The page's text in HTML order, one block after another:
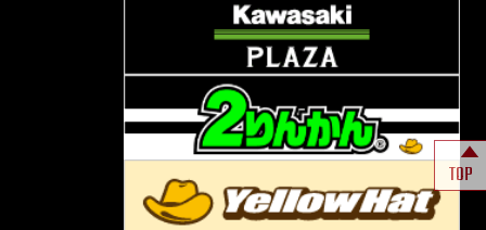
福岡
長崎
熊本
TOP